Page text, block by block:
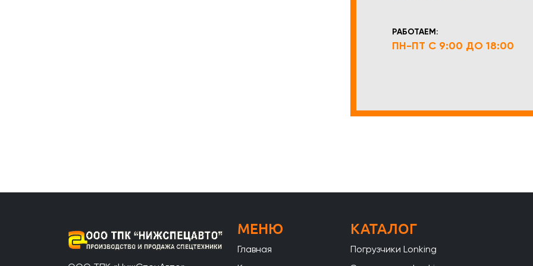
РАБОТАЕМ:
ПН-ПТ С 9:00 ДО 18:00
МЕНЮ
Главная
КАТАЛОГ
Погрузчики Lonking